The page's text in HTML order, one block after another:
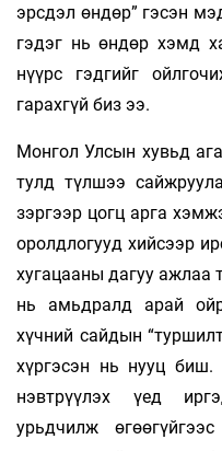
эрсдэл өндөр” гэсэн
гэдэг нь өндөр хэмд
нүүрс гэдгийг
гарахгүй биз ээ.
Монгол Улсын хувьд
тулд түлшээ
зэргээр цогц арга
оролдлогууд хийсээр
хугацааны дагуу ажлаа
нь амьдралд арай
хүчний сайдын
хүргэсэн нь нууц
нэвтрүүлэх үед
урьдчилж